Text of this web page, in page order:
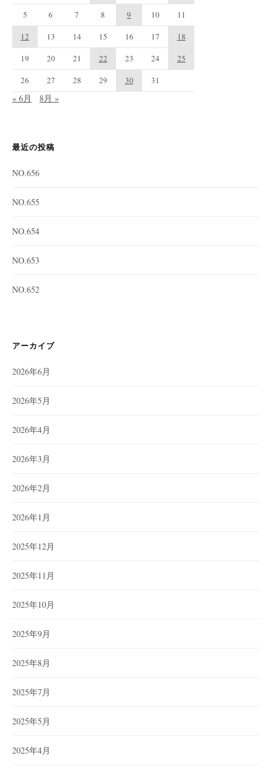
5 6 7 8 9 10
11
12
13 14 15 16 17
18
19
20 21 22 23 24
25
26
27 28 29 30 31
« 6月 8月 »
最近の投稿
NO.656
NO.655
NO.654
NO.653
NO.652
アーカイブ
2026年6月
2026年5月
2026年4月
2026年3月
2026年2月
2026年1月
2025年12月
2025年11月
2025年10月
2025年9月
2025年8月
2025年7月
2025年5月
2025年4月